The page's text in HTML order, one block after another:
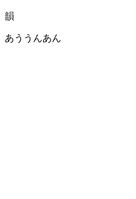
韻
あううんあん